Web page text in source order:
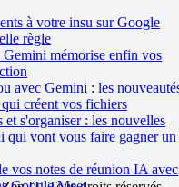
à votre insu sur Google
règle
mémorise enfin vos
avec Gemini : les
créent vos fichiers
et s'organiser : les nouvelles
qui vont vous faire gagner un
vos notes de réunion IA avec